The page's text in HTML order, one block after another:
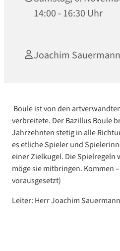
14:00 - 16:30 Uhr
Joachim Sauermann
Boule ist von den
verbreitete. Der Bazillus Boule
Jahrzehnten stetig in alle
es etliche Spieler und
einer Zielkugel. Die Spielregeln
möge sie mitbringen. Kommen
vorausgesetzt)
Leiter: Herr Joachim Sauermann